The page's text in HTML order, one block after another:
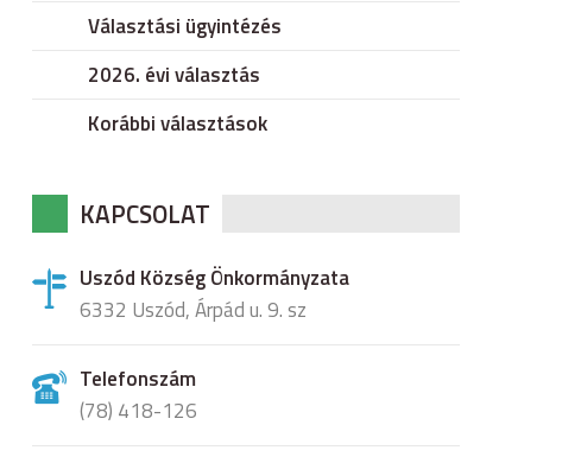
Választási ügyintézés
2026. évi választás
Korábbi választások
KAPCSOLAT
Uszód Község Önkormányzata
6332 Uszód, Árpád u. 9. sz
Telefonszám
(78) 418-126